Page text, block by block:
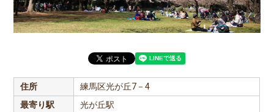
住所
練馬区光が丘7－4
最寄り駅
光が丘駅